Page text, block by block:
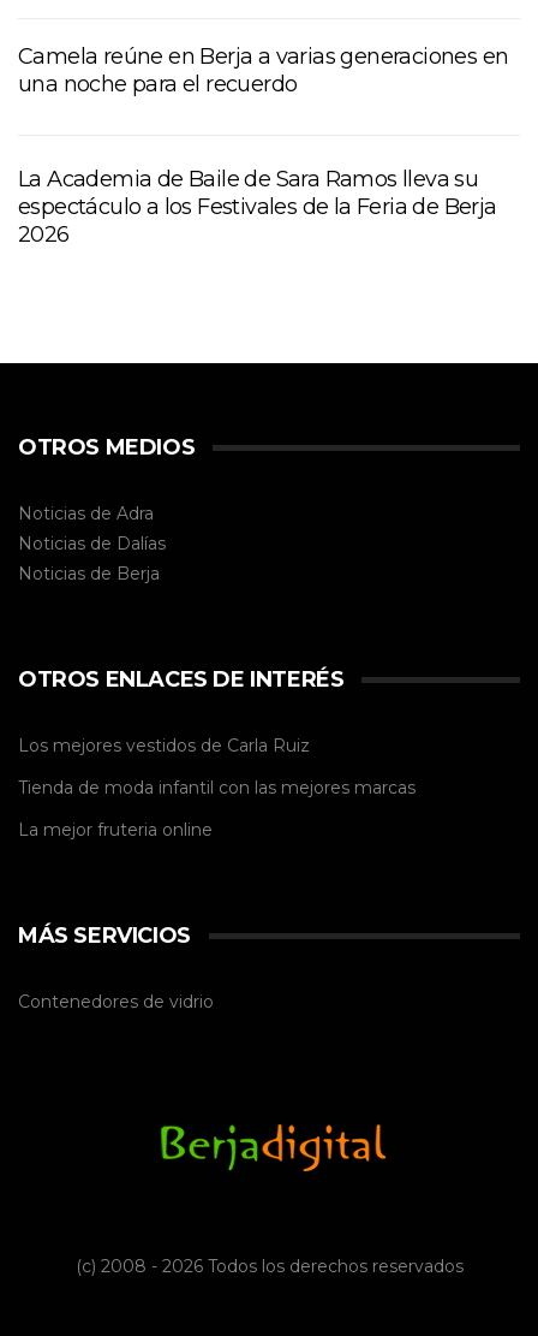
Camela reúne en Berja a varias generaciones en
una noche para el recuerdo
La Academia de Baile de Sara Ramos lleva su
espectáculo a los Festivales de la Feria de Berja
2026
OTROS MEDIOS
Noticias de Adra
Noticias de Dalías
Noticias de Berja
OTROS ENLACES DE INTERÉS
Los mejores vestidos de Carla Ruiz
Tienda de moda infantil con las mejores marcas
La mejor fruteria online
MÁS SERVICIOS
Contenedores de vidrio
(c) 2008 - 2026 Todos los derechos reservados